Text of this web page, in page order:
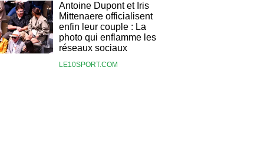
Antoine Dupont et Iris
Mittenaere officialisent
enfin leur couple : La
photo qui enflamme les
réseaux sociaux
LE10SPORT.COM